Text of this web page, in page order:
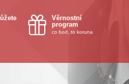
Věrnostní
program
co bod, to koruna